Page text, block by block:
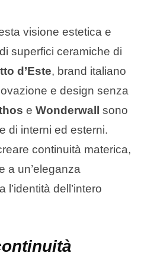
visione estetica e
superfici ceramiche di
d’Este, brand italiano
e design senza
e Wonderwall sono
di interni ed esterni.
continuità materica,
a un’eleganza
dell’intero